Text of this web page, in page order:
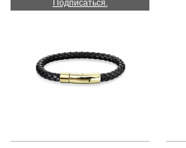
Подписаться.